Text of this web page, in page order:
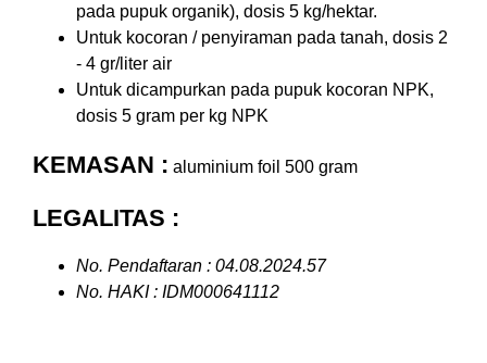
pada pupuk organik), dosis 5 kg/hektar.
Untuk kocoran / penyiraman pada tanah, dosis 2
- 4 gr/liter air
Untuk dicampurkan pada pupuk kocoran NPK,
dosis 5 gram per kg NPK
KEMASAN : aluminium foil 500 gram
LEGALITAS :
No. Pendaftaran : 04.08.2024.57
No. HAKI : IDM000641112